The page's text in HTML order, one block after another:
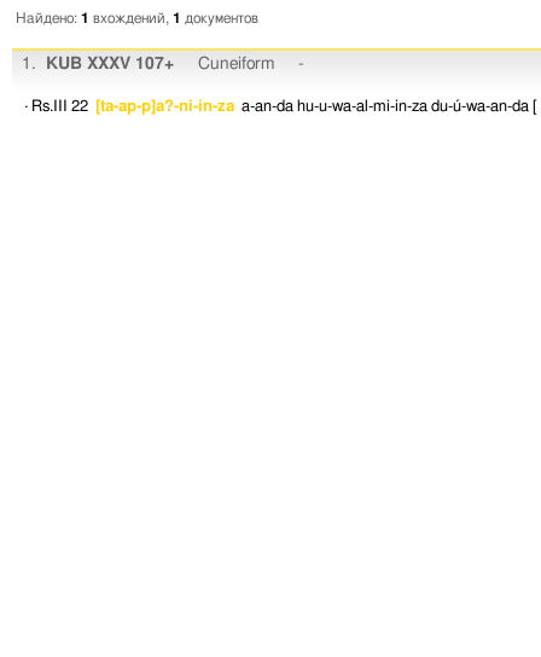
Найдено: 1 вхождений, 1 документов
1. KUB XXXV 107+ Cuneiform -
· Rs.III 22 [ta-ap-p]a?-ni-in-za a-an-da hu-u-wa-al-mi-in-za du-ú-wa-an-da